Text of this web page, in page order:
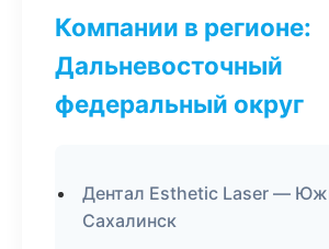
Компании в регионе:
Дальневосточный
федеральный округ
Дентал Esthetic Laser —
Сахалинск